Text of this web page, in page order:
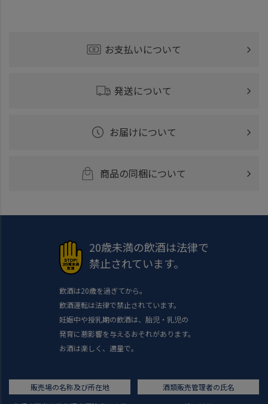
お支払いについて
発送について
お届けについて
商品の同梱について
20歳未満の飲酒は法律で
禁止されています。
飲酒は20歳を過ぎてから。
飲酒運転は法律で禁止されています。
妊娠中や授乳期の飲酒は、胎児・乳児の
発育に悪影響を与えるおそれがあります。
お酒は楽しく、適量で。
販売場の名称及び所在地
酒類販売管理者の氏名